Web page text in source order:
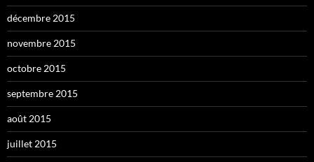
décembre 2015
novembre 2015
octobre 2015
septembre 2015
août 2015
juillet 2015